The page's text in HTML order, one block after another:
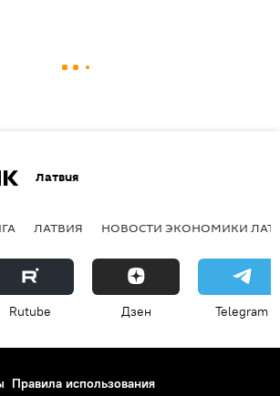
Латвия
ЛАТВИЯ НОВОСТИ ЭКОНОМИКИ
Rutube Дзен Telegram
Правила использования